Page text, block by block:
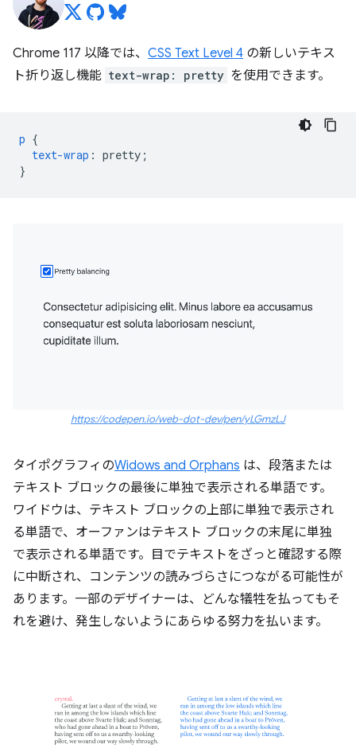
Chrome 117 以降では、 CSS Text Level 4 の新しいテキス
ト折り返し機能 text-wrap: pretty を使用できます。
p {
text-wrap : pretty ;
}
https://codepen.io/web-dot-dev/pen/yLGmzLJ
タイポグラフィのWidows and Orphans は、段落または
テキスト ブロックの最後に単独で表示される単語です。
ワイドウは、テキスト ブロックの上部に単独で表示され
る単語で、オーファンはテキスト ブロックの末尾に単独
で表示される単語です。目でテキストをざっと確認する際
に中断され、コンテンツの読みづらさにつながる可能性が
あります。一部のデザイナーは、どんな犠牲を払ってもそ
れを避け、発生しないようにあらゆる努力を払います。